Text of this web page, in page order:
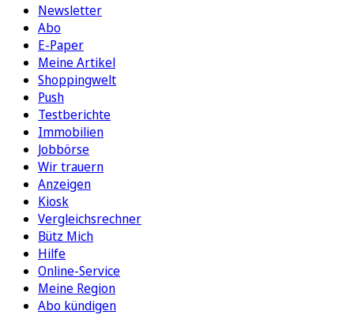
Newsletter
Abo
E-Paper
Meine Artikel
Shoppingwelt
Push
Testberichte
Immobilien
Jobbörse
Wir trauern
Anzeigen
Kiosk
Vergleichsrechner
Bütz Mich
Hilfe
Online-Service
Meine Region
Abo kündigen